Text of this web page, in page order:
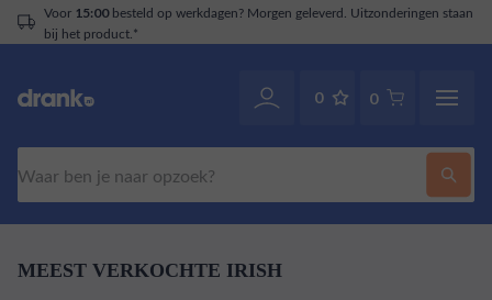
Voor 15:00besteld op werkdagen? Morgen geleverd. Uitzonderingen staan
bij het product.*
0 0
MEEST VERKOCHTE IRISH